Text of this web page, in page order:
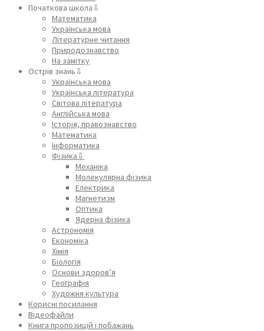
Початкова школа⇩
Математика
Українська мова
Літературне читання
Природознавство
На замітку
Острів знань⇩
Українська мова
Українська література
Світова література
Англійська мова
Історія, правознавство
Математика
Інформатика
Фізика⇩
Механіка
Молекулярна фізика
Електрика
Магнетизм
Оптика
Ядерна фізика
Астрономія
Економіка
Хімія
Біологія
Основи здоров’я
Географія
Художня культура
Корисні посилання
Відеофайли
Книга пропозицій і побажань